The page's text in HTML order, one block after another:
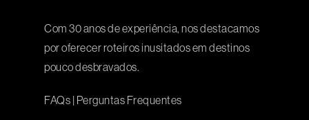
Com 30 anos de experiência, nos destacamos
por oferecer roteiros inusitados em destinos
pouco desbravados.
FAQs | Perguntas Frequentes